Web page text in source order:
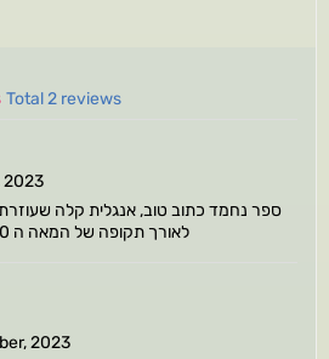
Total 2 reviews
2023
ספר נחמד כתוב טוב, אנגלית קלה
לאורך תקופה של המאה ה 20 מחלקים שונים של העולם
2023